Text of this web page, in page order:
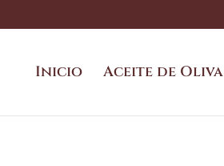
Inicio Aceite de Oliva